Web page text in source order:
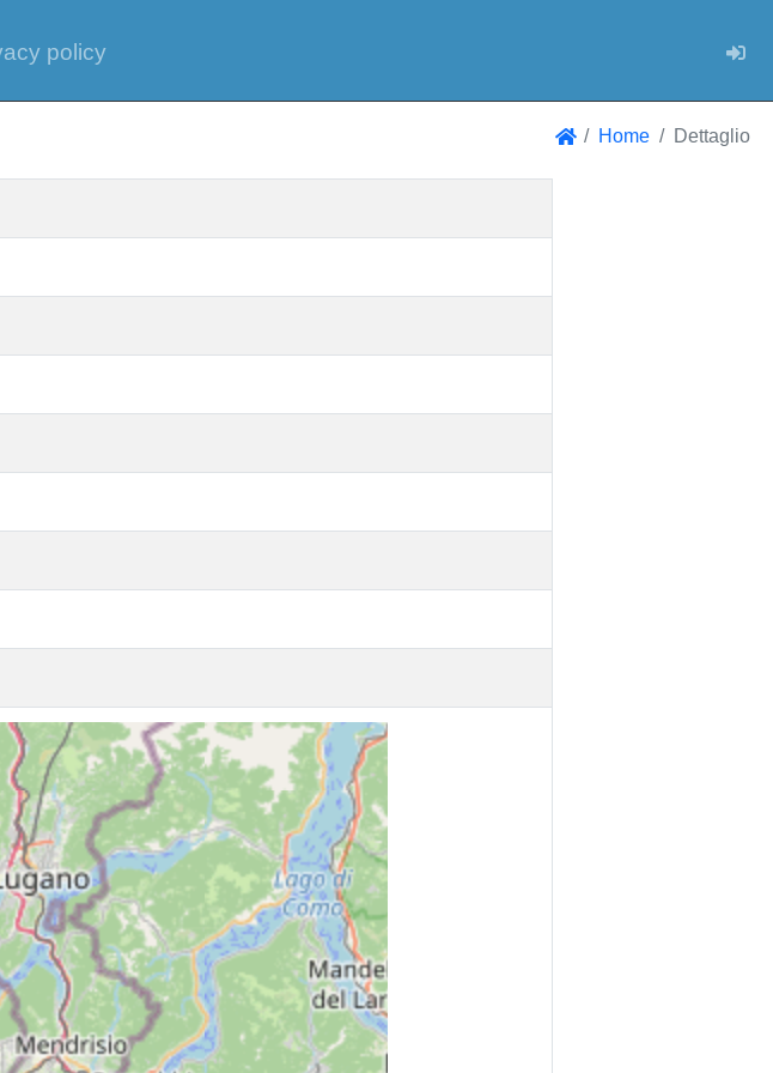
policy
Home Dettaglio